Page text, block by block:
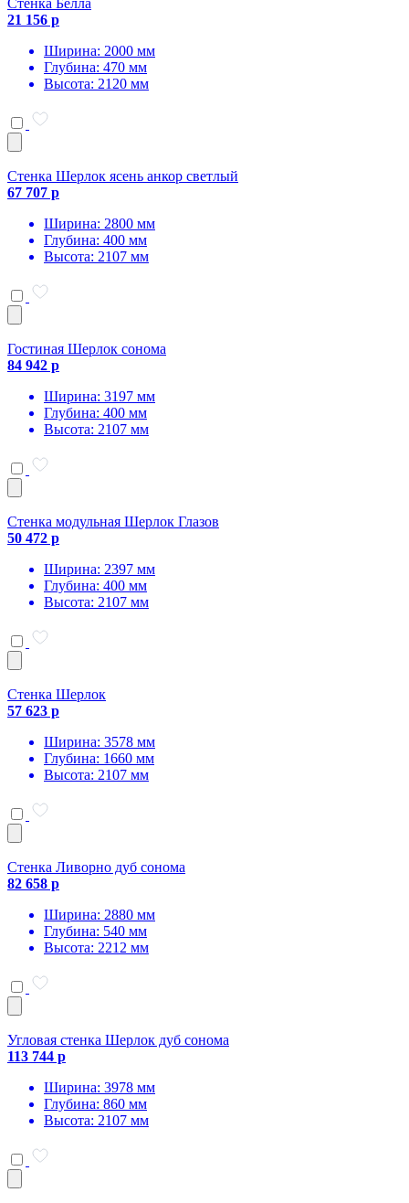
21 156 р
Ширина: 2000 мм
Глубина: 470 мм
Высота: 2120 мм
Стенка Шерлок ясень анкор светлый
67 707 р
Ширина: 2800 мм
Глубина: 400 мм
Высота: 2107 мм
Гостиная Шерлок сонома
84 942 р
Ширина: 3197 мм
Глубина: 400 мм
Высота: 2107 мм
Стенка модульная Шерлок Глазов
50 472 р
Ширина: 2397 мм
Глубина: 400 мм
Высота: 2107 мм
Стенка Шерлок
57 623 р
Ширина: 3578 мм
Глубина: 1660 мм
Высота: 2107 мм
Стенка Ливорно дуб сонома
82 658 р
Ширина: 2880 мм
Глубина: 540 мм
Высота: 2212 мм
Угловая стенка Шерлок дуб сонома
113 744 р
Ширина: 3978 мм
Глубина: 860 мм
Высота: 2107 мм